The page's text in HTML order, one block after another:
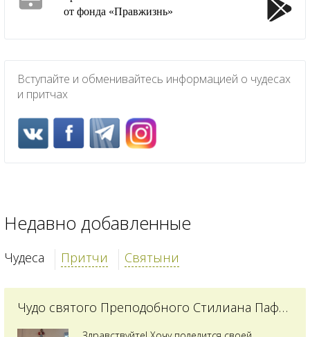
от фонда «Правжизнь»
Вступайте и обменивайтесь информацией о чудесах
и притчах
Недавно добавленные
Чудеса Притчи Святыни
Чудо святого Преподобного Стилиана Пафлагонского